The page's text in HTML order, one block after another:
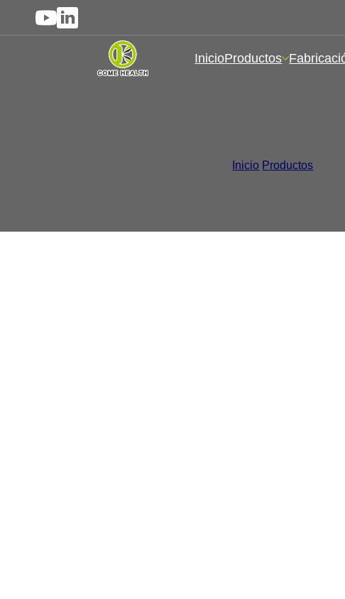
InicioProductos
Suplementos de
Inicio Productos